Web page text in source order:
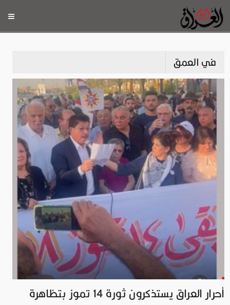
في العمق
أحرار العراق يستذكرون ثورة 14 تموز بتظاهرة